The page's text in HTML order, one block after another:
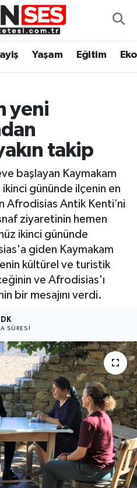
Yaşam Eğitim
yeni
takip
başlayan Kaymakam
gününde ilçenin en
Afrodisias Antik Kenti’ni
ziyaretinin hemen
ikinci gününde
giden Kaymakam
kültürel ve turistik
ve Afrodisias'ı
bir mesajını verdi.
SÜRESI
Haritası
ve Fikstür